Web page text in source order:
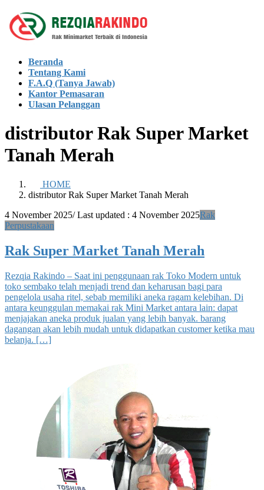
Skip
to
the
Skip
to
the
Beranda
Tentang Kami
F.A.Q (Tanya Jawab)
Kantor Pemasaran
Ulasan Pelanggan
distributor Rak Super Market
Tanah Merah
HOME
distributor Rak Super Market Tanah Merah
4 November 2025/ Last updated : 4 November 2025Rak
Perpustakaan
Rak Super Market Tanah Merah
Rezqia Rakindo – Saat ini penggunaan rak Toko Modern untuk
toko sembako telah menjadi trend dan keharusan bagi para
pengelola usaha ritel, sebab memiliki aneka ragam kelebihan. Di
antara keunggulan memakai rak Mini Market antara lain: dapat
menjajakan aneka produk jualan yang lebih banyak. barang
dagangan akan lebih mudah untuk didapatkan customer ketika mau
belanja. […]